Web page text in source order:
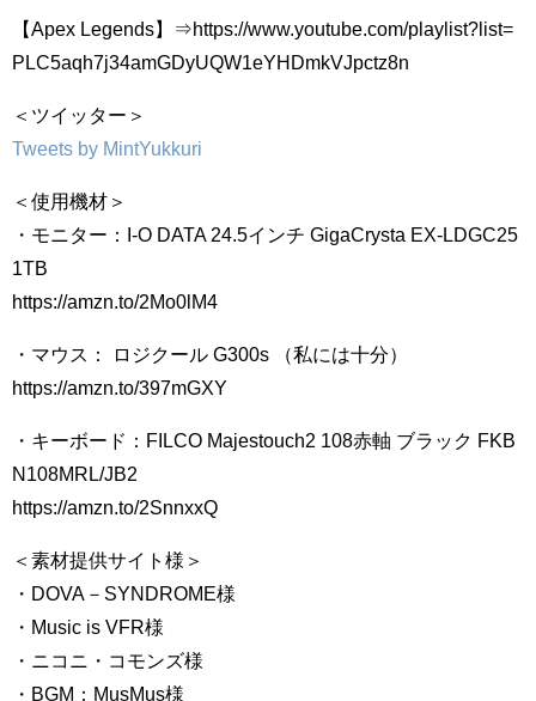
【Apex Legends】⇒https://www.youtube.com/playlist?list=
PLC5aqh7j34amGDyUQW1eYHDmkVJpctz8n
＜ツイッター＞
Tweets by MintYukkuri
＜使用機材＞
・モニター：I-O DATA 24.5インチ GigaCrysta EX-LDGC25
1TB
https://amzn.to/2Mo0lM4
・マウス： ロジクール G300s （私には十分）
https://amzn.to/397mGXY
・キーボード：FILCO Majestouch2 108赤軸 ブラック FKB
N108MRL/JB2
https://amzn.to/2SnnxxQ
＜素材提供サイト様＞
・DOVA－SYNDROME様
・Music is VFR様
・ニコニ・コモンズ様
・BGM：MusMus様